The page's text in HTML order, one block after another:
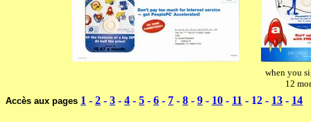
when you
12
Accès aux pages 1 - 2 - 3 - 4 - 5 - 6 - 7 - 8 - 9 - 10 - 11 - 12 - 13 - 14